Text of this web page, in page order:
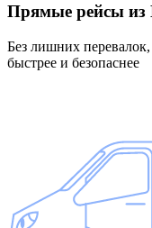
Прямые рейсы из
Без лишних перевалок,
быстрее и безопаснее